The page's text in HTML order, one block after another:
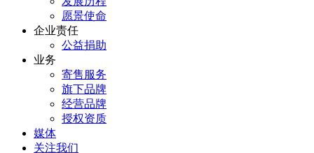
愿景使命
企业责任
公益捐助
业务
寄售服务
旗下品牌
经营品牌
授权资质
媒体
关注我们